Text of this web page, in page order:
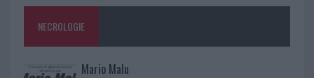
NECROLOGIE
Mario Malu